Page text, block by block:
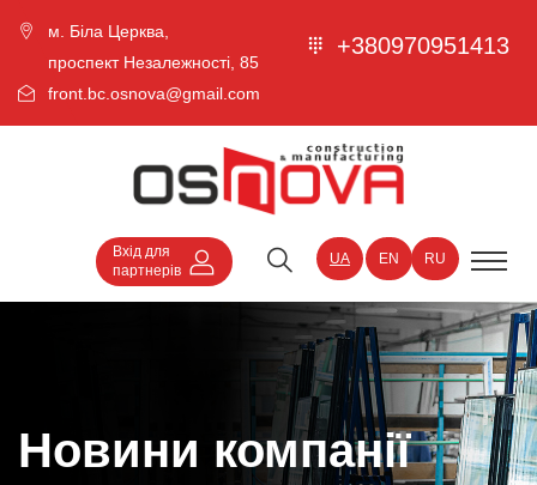
м. Біла Церква,
проспект Незалежності, 85
front.bc.osnova@gmail.com
+380970951413
Вхід для
партнерів
UA EN RU
Новини компанії